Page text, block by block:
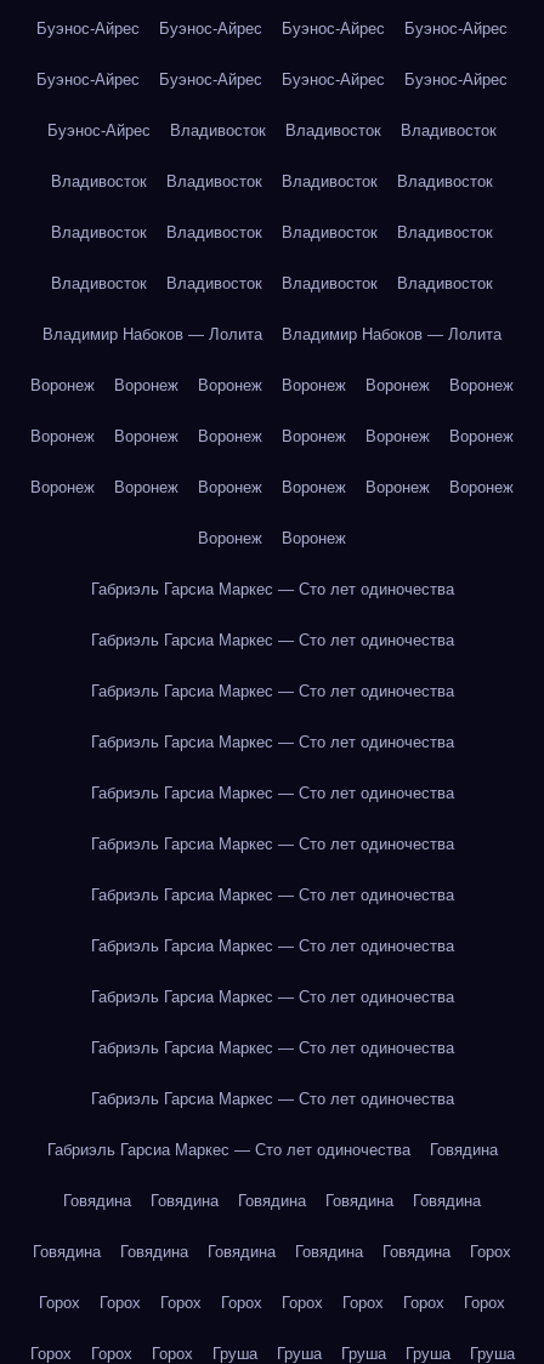
Буэнос-Айрес Буэнос-Айрес Буэнос-Айрес Буэнос-Айрес
Буэнос-Айрес Буэнос-Айрес Буэнос-Айрес Буэнос-Айрес
Буэнос-Айрес Владивосток Владивосток Владивосток
Владивосток Владивосток Владивосток Владивосток
Владивосток Владивосток Владивосток Владивосток
Владивосток Владивосток Владивосток Владивосток
Владимир Набоков — Лолита Владимир Набоков — Лолита
Воронеж Воронеж Воронеж Воронеж Воронеж Воронеж
Воронеж Воронеж Воронеж Воронеж Воронеж Воронеж
Воронеж Воронеж Воронеж Воронеж Воронеж Воронеж
Воронеж Воронеж
Габриэль Гарсиа Маркес — Сто лет одиночества
Габриэль Гарсиа Маркес — Сто лет одиночества
Габриэль Гарсиа Маркес — Сто лет одиночества
Габриэль Гарсиа Маркес — Сто лет одиночества
Габриэль Гарсиа Маркес — Сто лет одиночества
Габриэль Гарсиа Маркес — Сто лет одиночества
Габриэль Гарсиа Маркес — Сто лет одиночества
Габриэль Гарсиа Маркес — Сто лет одиночества
Габриэль Гарсиа Маркес — Сто лет одиночества
Габриэль Гарсиа Маркес — Сто лет одиночества
Габриэль Гарсиа Маркес — Сто лет одиночества
Габриэль Гарсиа Маркес — Сто лет одиночества Говядина
Говядина Говядина Говядина Говядина Говядина
Говядина Говядина Говядина Говядина Говядина Горох
Горох Горох Горох Горох Горох Горох Горох Горох
Горох Горох Горох Груша Груша Груша Груша Груша